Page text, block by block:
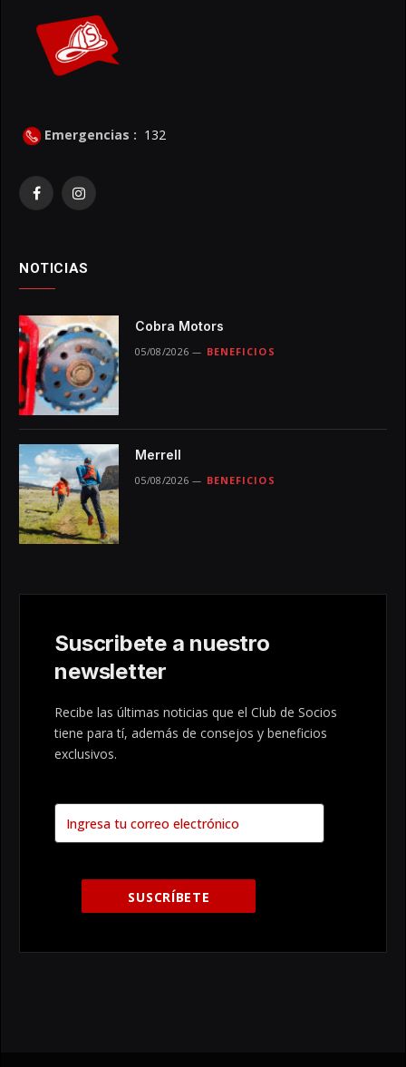
Emergencias : 132
FacebookInstagram
NOTICIAS
Cobra Motors
05/08/2026 BENEFICIOS
Merrell
05/08/2026 BENEFICIOS
Suscribete a nuestro
newsletter
Recibe las últimas noticias que el Club de Socios
tiene para tí, además de consejos y beneficios
exclusivos.